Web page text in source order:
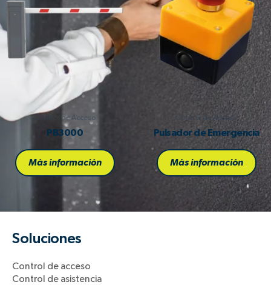
Control de Acceso
PB3000
Más información
Control de Acceso
Pulsador de Emergencia
Más información
Soluciones
Control de acceso
Control de asistencia